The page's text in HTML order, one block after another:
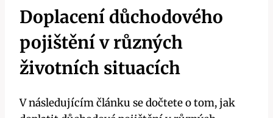
Doplacení důchodového
pojištění v různých
životních situacích
V následujícím článku se dočtete o tom, jak